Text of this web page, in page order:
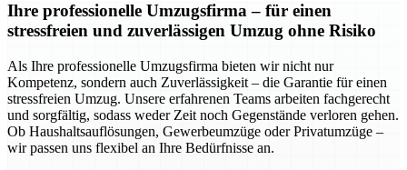
Ihre professionelle Umzugsfirma – für einen
stressfreien und zuverlässigen Umzug ohne Risiko
Als Ihre professionelle Umzugsfirma bieten wir nicht nur
Kompetenz, sondern auch Zuverlässigkeit – die Garantie für einen
stressfreien Umzug. Unsere erfahrenen Teams arbeiten fachgerecht
und sorgfältig, sodass weder Zeit noch Gegenstände verloren gehen.
Ob Haushaltsauflösungen, Gewerbeumzüge oder Privatumzüge –
wir passen uns flexibel an Ihre Bedürfnisse an.